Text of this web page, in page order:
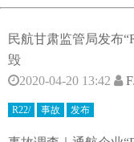
民航甘肃监管局发布
毁
2020-04-20 13:42
R22/ 事故 发布